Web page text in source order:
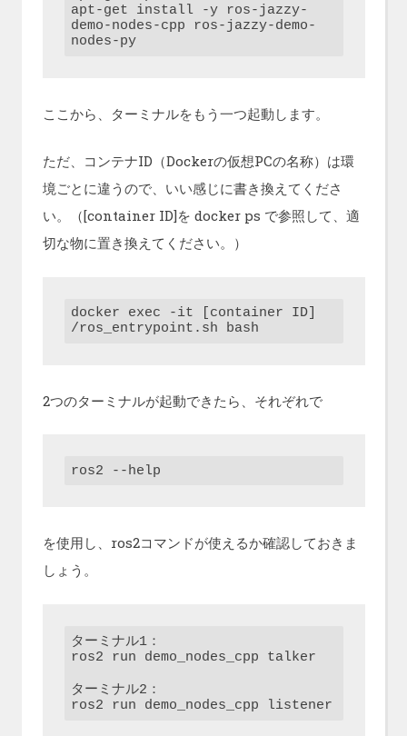
apt-get install -y ros-jazzy-
demo-nodes-cpp ros-jazzy-demo-
nodes-py
ここから、ターミナルをもう一つ起動します。
ただ、コンテナID（Dockerの仮想PCの名称）は環
境ごとに違うので、いい感じに書き換えてくださ
い。（[container ID]を docker ps で参照して、適
切な物に置き換えてください。）
docker exec -it [container ID]
/ros_entrypoint.sh bash
2つのターミナルが起動できたら、それぞれで
ros2 --help
を使用し、ros2コマンドが使えるか確認しておきま
しょう。
ターミナル1：
ros2 run demo_nodes_cpp talker
ターミナル2：
ros2 run demo_nodes_cpp listener